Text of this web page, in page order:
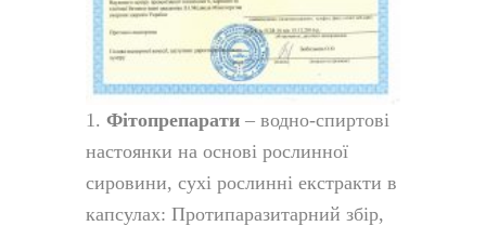
1. Фітопрепарати – водно-спиртові
настоянки на основі рослинної
сировини, сухі рослинні екстракти в
капсулах: Протипаразитарний збір,